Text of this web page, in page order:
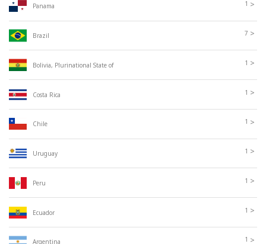
Panama 1 >
Brazil 7 >
Bolivia, Plurinational State of 1 >
Costa Rica 1 >
Chile 1 >
Uruguay 1 >
Peru 1 >
Ecuador 1 >
Argentina 1 >